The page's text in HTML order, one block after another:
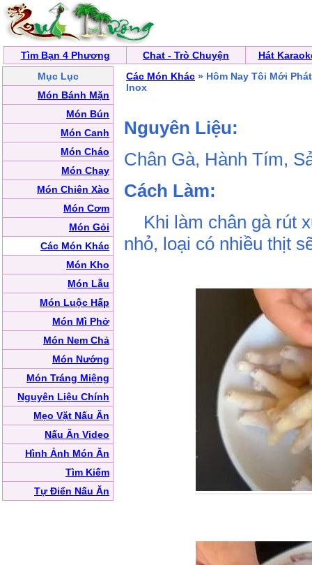
Tìm Bạn 4 Phương Chat - Trò Chuyện
Hát
Mục Lục
Món Bánh Mặn
Món Bún
Món Canh
Món Cháo
Món Chay
Món Chiên Xào
Món Cơm
Món Gỏi
Các Món Khác
Món Kho
Món Lẫu
Món Luộc Hấp
Món Mì Phở
Món Nem Chả
Món Nướng
Món Tráng Miệng
Nguyên Liệu Chính
Mẹo Vặt Nấu Ăn
Nấu Ăn Video
Hình Ảnh Món Ăn
Tìm Kiếm
Tự Điển Nấu Ăn
Các Món Khác » Hôm Nay Tôi Mới
Inox
Nguyên Liệu:
Chân Gà, Hành Tím,
Cách Làm:
Khi làm chân gà rút
nhỏ, loại có nhiều thịt